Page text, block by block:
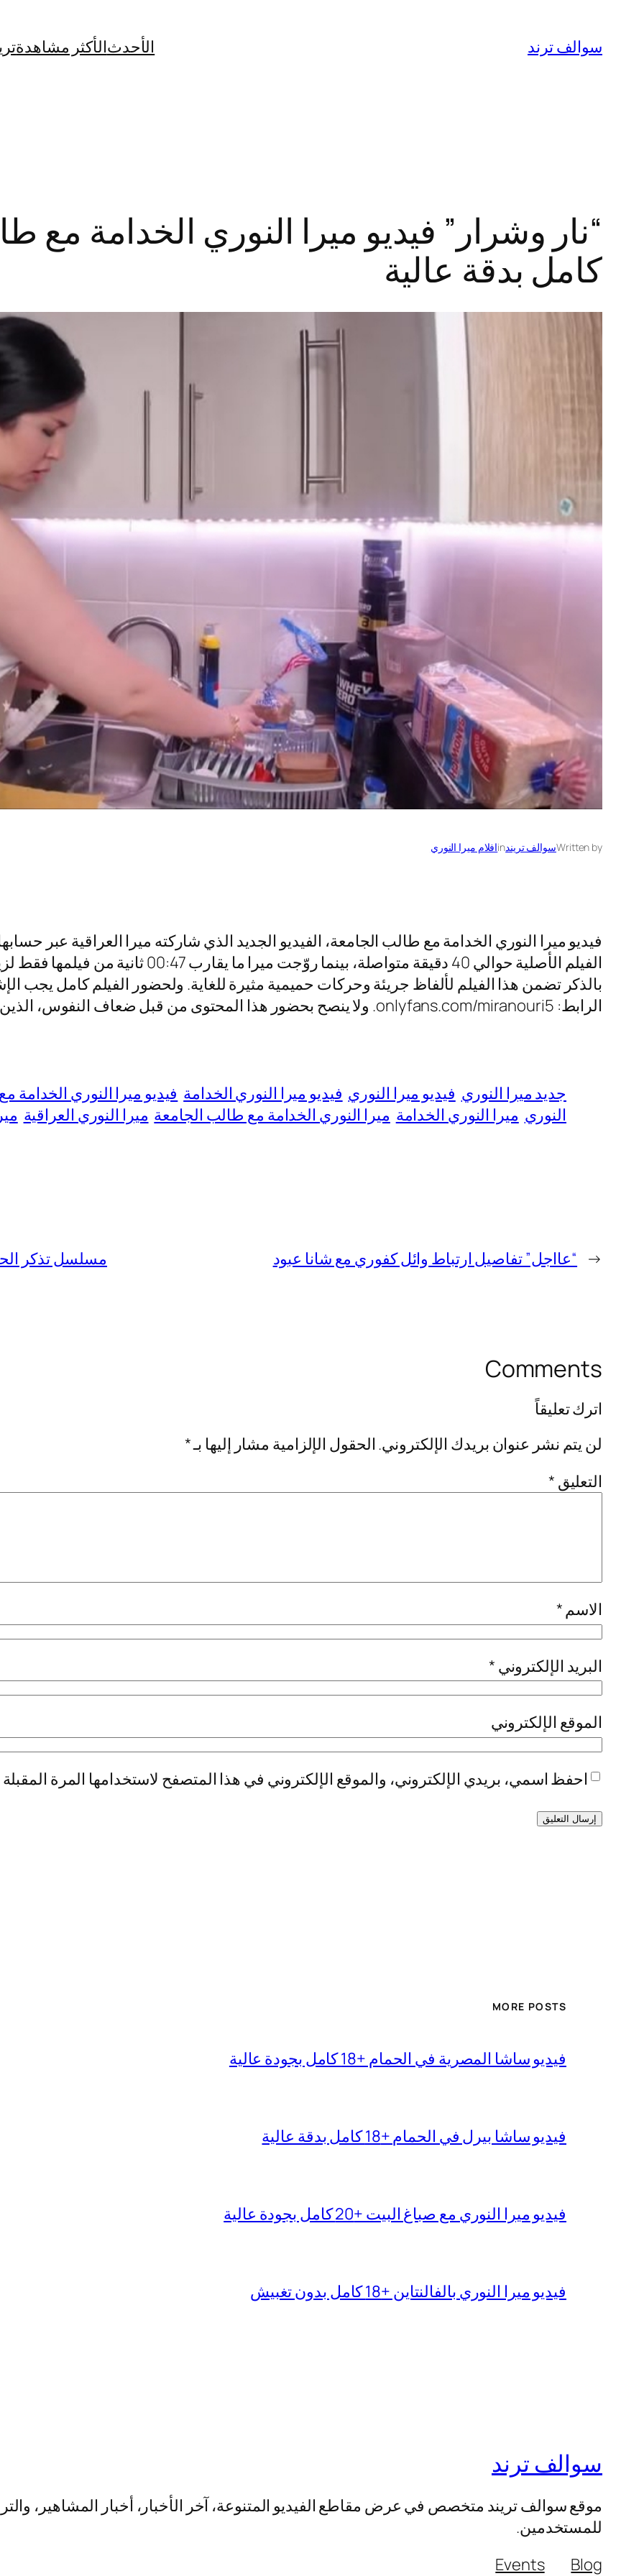
المحتوى
سوالف ترند الأحدثالأكثر مشاهدة
كامل بدقة عالية
Written byسوالف تريندinافلام ميرا النوري
الفيلم الأصلية حوالي 40 دقيقة متواصلة،
بالذكر تضمن هذا الفيلم لألفاظ جريئة وحركات حميمية مثيرة للغاية. ولحضور الفيلم كامل يجب
الرابط: onlyfans.com/miranouri5. ولا ينصح بحضور هذا المحتوى من قبل ضعاف النفوس، الذين تثَار شهواتهم بشكلٍ سريع.
جديد ميرا النوري فيديو ميرا النوري فيديو ميرا النوري الخدامة فيديو ميرا النوري الخدامة
النوري ميرا النوري الخدامة ميرا النوري الخدامة مع طالب الجامعة ميرا النوري العراقية
← “عااجل” تفاصيل ارتباط وائل كفوري مع شانا عبود مسلسل تذكر الحب التركي 2025:
Comments
اترك تعليقاً
لن يتم نشر عنوان بريدك الإلكتروني. الحقول الإلزامية مشار إليها بـ*
التعليق *
الاسم*
البريد الإلكتروني *
الموقع الإلكتروني
احفظ اسمي، بريدي الإلكتروني، والموقع الإلكتروني في هذا المتصفح لاستخدامها المرة
MORE POSTS
فيديو ساشا المصرية في الحمام +18 كامل بجودة عالية
فيديو ساشا بيرل في الحمام +18 كامل بدقة عالية
فيديو ميرا النوري مع صباغ البيت +20 كامل بجودة عالية
فيديو ميرا النوري بالفالنتاين +18 كامل بدون تغبيش
سوالف ترند
موقع سوالف تريند متخصص في عرض مقاطع الفيديو المتنوعة، آخر الأخبار، أخبار المشاهير،
للمستخدمين.
Blog
Events